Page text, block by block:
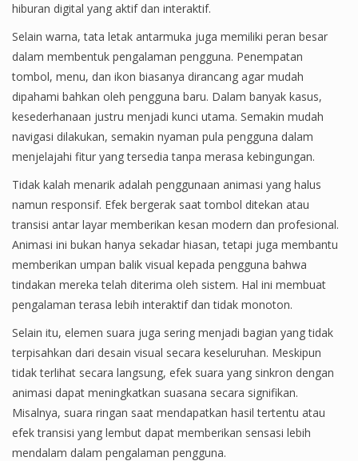
hiburan digital yang aktif dan interaktif.
Selain warna, tata letak antarmuka juga memiliki peran besar
dalam membentuk pengalaman pengguna. Penempatan
tombol, menu, dan ikon biasanya dirancang agar mudah
dipahami bahkan oleh pengguna baru. Dalam banyak kasus,
kesederhanaan justru menjadi kunci utama. Semakin mudah
navigasi dilakukan, semakin nyaman pula pengguna dalam
menjelajahi fitur yang tersedia tanpa merasa kebingungan.
Tidak kalah menarik adalah penggunaan animasi yang halus
namun responsif. Efek bergerak saat tombol ditekan atau
transisi antar layar memberikan kesan modern dan profesional.
Animasi ini bukan hanya sekadar hiasan, tetapi juga membantu
memberikan umpan balik visual kepada pengguna bahwa
tindakan mereka telah diterima oleh sistem. Hal ini membuat
pengalaman terasa lebih interaktif dan tidak monoton.
Selain itu, elemen suara juga sering menjadi bagian yang tidak
terpisahkan dari desain visual secara keseluruhan. Meskipun
tidak terlihat secara langsung, efek suara yang sinkron dengan
animasi dapat meningkatkan suasana secara signifikan.
Misalnya, suara ringan saat mendapatkan hasil tertentu atau
efek transisi yang lembut dapat memberikan sensasi lebih
mendalam dalam pengalaman pengguna.